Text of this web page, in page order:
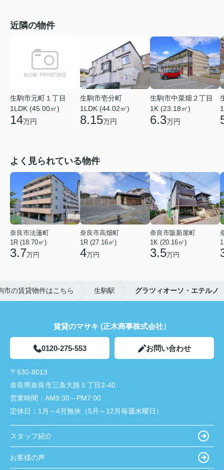
近隣の物件
生駒市元町１丁目
1LDK (45.00㎡)
14万円
生駒市壱分町
1LDK (44.02㎡)
8.15万円
生駒市中菜畑２丁目
1K (23.18㎡)
6.3万円
よく見られている物件
奈良市法蓮町
1R (18.70㎡)
3.7万円
奈良市高畑町
1R (27.16㎡)
4万円
奈良市阪新屋町
1K (20.16㎡)
3.5万円
市の賃貸物件はこちら 生駒駅 グラツィオーソ・エテルノ
賃貸のマサキ (正木商事株式会社）
0120-275-553 お問い合わせ
〒630-8013
奈良県奈良市三条大路５丁目2-40
営業時間： AM9:30～PM7:00
定休日： 1月～4月無休（5月～12月毎週水曜日）
スタッフ紹介
お客様の声